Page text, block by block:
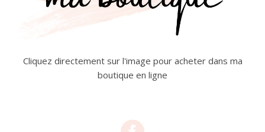
Cliquez directement sur l'image pour acheter dans ma
boutique en ligne